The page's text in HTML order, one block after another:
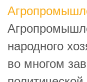
народного
во многом